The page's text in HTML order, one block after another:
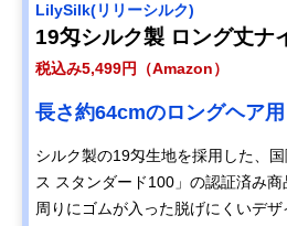
LilySilk(リリーシルク)
19匁シルク製 ロング丈ナ
税込み5,499円（Amazon）
長さ約64cmのロングヘア用
シルク製の19匁生地を採用した、
ス スタンダード100」の認証済み
周りにゴムが入った脱げにくいデザ